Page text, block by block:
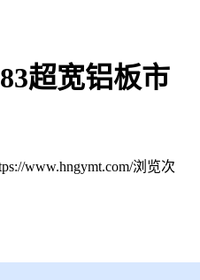
超宽铝板市
www.hngymt.com/浏览次